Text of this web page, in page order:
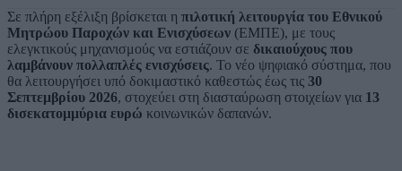
Σε πλήρη εξέλιξη βρίσκεται η πιλοτική λειτουργία του Εθνικού
Μητρώου Παροχών και Ενισχύσεων (ΕΜΠΕ), με τους
ελεγκτικούς μηχανισμούς να εστιάζουν σε δικαιούχους που
λαμβάνουν πολλαπλές ενισχύσεις. Το νέο ψηφιακό σύστημα, που
θα λειτουργήσει υπό δοκιμαστικό καθεστώς έως τις 30
Σεπτεμβρίου 2026, στοχεύει στη διασταύρωση στοιχείων για 13
δισεκατομμύρια ευρώ κοινωνικών δαπανών.